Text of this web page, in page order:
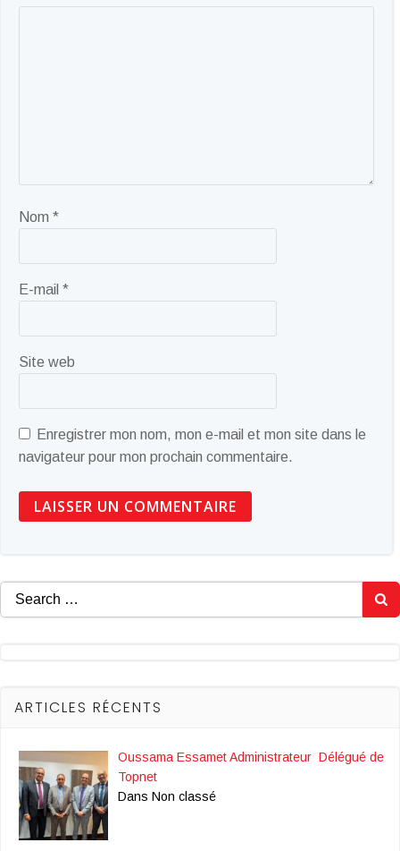
Nom *
E-mail *
Site web
Enregistrer mon nom, mon e-mail et mon site dans le
navigateur pour mon prochain commentaire.
Search
for:
ARTICLES RÉCENTS
Oussama Essamet Administrateur Délégué de
Topnet
Dans Non classé